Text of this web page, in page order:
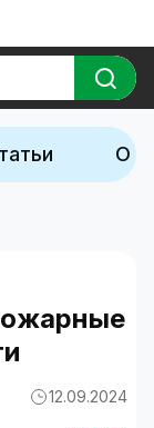
12.09.2024